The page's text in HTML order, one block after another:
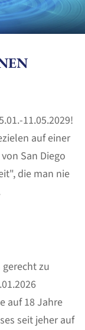
11.05.2029!
auf einer
San Diego
die man nie
zu
auf 18 Jahre
seit jeher auf